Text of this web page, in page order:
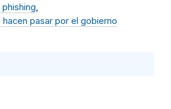
pasar por el gobierno